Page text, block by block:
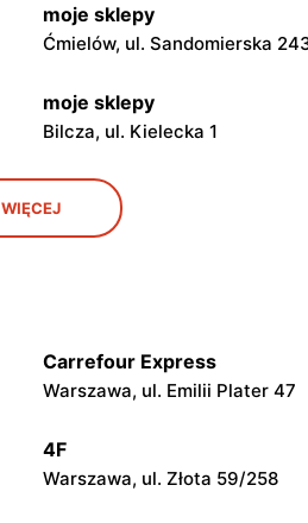
moje sklepy
Ćmielów, ul. Sandomierska
moje sklepy
Bilcza, ul. Kielecka 1
moje sklepy
Gorzyce, ul. Szkolna 44
moje sklepy
Iwierzyce, ul. Iwierzyce 152A
moje sklepy
Niebylec, ul. Niebylec 139
WIĘCEJ
Carrefour Express
Warszawa, ul. Emilii Plater 47
4F
Warszawa, ul. Złota 59/258